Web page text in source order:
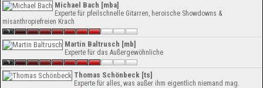
Michael Bach [mba]
Experte für pfeilschnelle Gitarren, heroische Showdowns &
misanthropiefreien Krach
Martin Baltrusch [mb]
Experte für das Außergewöhnliche
Thomas Schönbeck [ts]
Experte für alles, was außer ihm eigentlich niemand mag.